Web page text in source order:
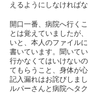
えるようにしなければ
開口一番、病院へ行く
とは覚えていましたが
いと、本人のファイル
書いています。聞いて
行かなくてはいけない
てもらうこと、身体が
記入漏れはお詫びしま
ルパーさんと病院へタ